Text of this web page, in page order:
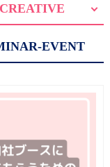
CREATIVE
EVENT